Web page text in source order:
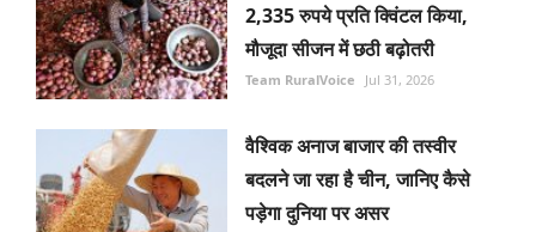
2,335 रुपये प्रति क्विंटल किया,
मौजूदा सीजन में छठी बढ़ोतरी
Team RuralVoice Jul 31, 2026
वैश्विक अनाज बाजार की तस्वीर
बदलने जा रहा है चीन, जानिए कैसे
पड़ेगा दुनिया पर असर